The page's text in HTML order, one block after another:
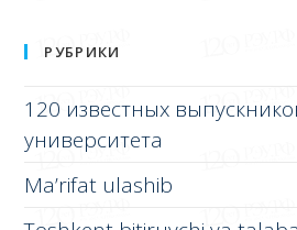
РУБРИКИ
120 известных
университета
Ma’rifat ulashib